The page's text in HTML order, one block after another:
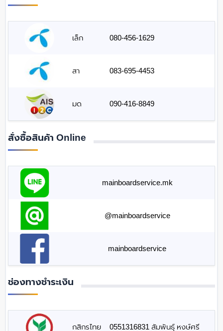
เล็ก 080-456-1629
สา 083-695-4453
มด 090-416-8849
สั่งซื้อสินค้า Online
mainboardservice.mk
@mainboardservice
mainboardservice
ช่องทางชำระเงิน
กสิกรไทย 0551316831 สัมพันธุ์ หงษ์ศรี